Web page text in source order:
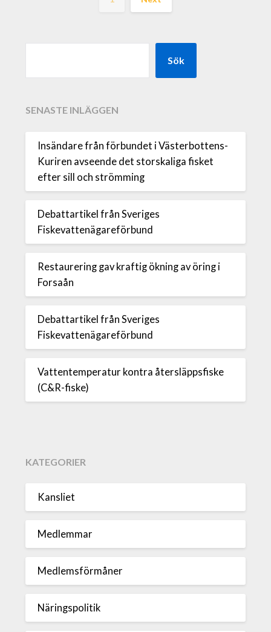
Sök
SENASTE INLÄGGEN
Insändare från förbundet i Västerbottens-
Kuriren avseende det storskaliga fisket
efter sill och strömming
Debattartikel från Sveriges
Fiskevattenägareförbund
Restaurering gav kraftig ökning av öring i
Forsaån
Debattartikel från Sveriges
Fiskevattenägareförbund
Vattentemperatur kontra återsläppsfiske
(C&R-fiske)
KATEGORIER
Kansliet
Medlemmar
Medlemsförmåner
Näringspolitik